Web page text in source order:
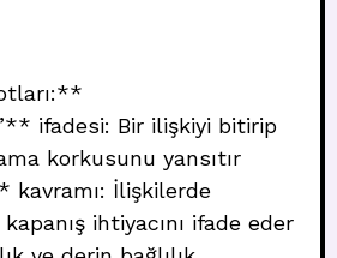
ifadesi: Bir ilişkiyi bitirip
korkusunu yansıtır
kavramı: İlişkilerde
ihtiyacını ifade eder